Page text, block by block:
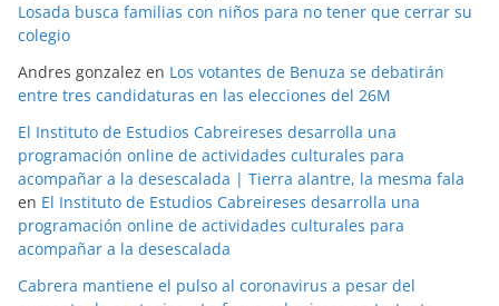
Losada busca familias con niños para no tener que cerrar su
colegio
Andres gonzalez en Los votantes de Benuza se debatirán
entre tres candidaturas en las elecciones del 26M
El Instituto de Estudios Cabreireses desarrolla una
programación online de actividades culturales para
acompañar a la desescalada | Tierra alantre, la mesma fala
en El Instituto de Estudios Cabreireses desarrolla una
programación online de actividades culturales para
acompañar a la desescalada
Cabrera mantiene el pulso al coronavirus a pesar del